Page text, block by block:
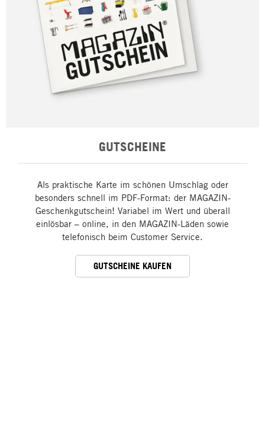
GUTSCHEINE
Als praktische Karte im schönen Umschlag oder
besonders schnell im PDF-Format: der MAGAZIN-
Geschenkgutschein! Variabel im Wert und überall
einlösbar – online, in den MAGAZIN-Läden sowie
telefonisch beim Customer Service.
GUTSCHEINE KAUFEN